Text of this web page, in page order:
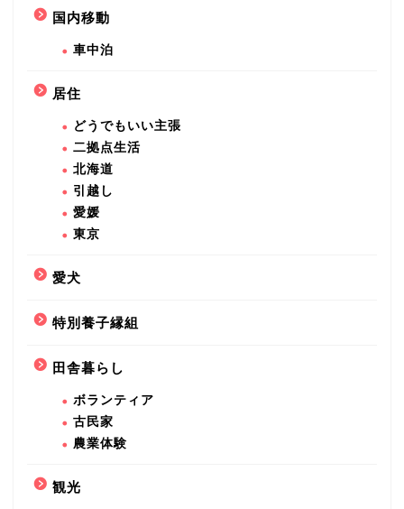
国内移動
車中泊
居住
どうでもいい主張
二拠点生活
北海道
引越し
愛媛
東京
愛犬
特別養子縁組
田舎暮らし
ボランティア
古民家
農業体験
観光